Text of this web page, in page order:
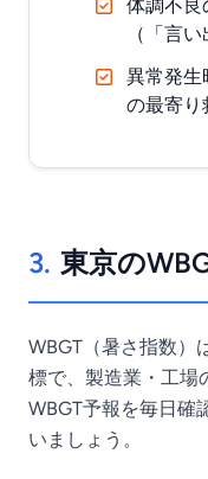
体調不良
（「言
異常発生
の最寄り
3. 東京の
WBGT（暑さ指数）
標で、製造業・工場
WBGT予報を毎日確
いましょう。